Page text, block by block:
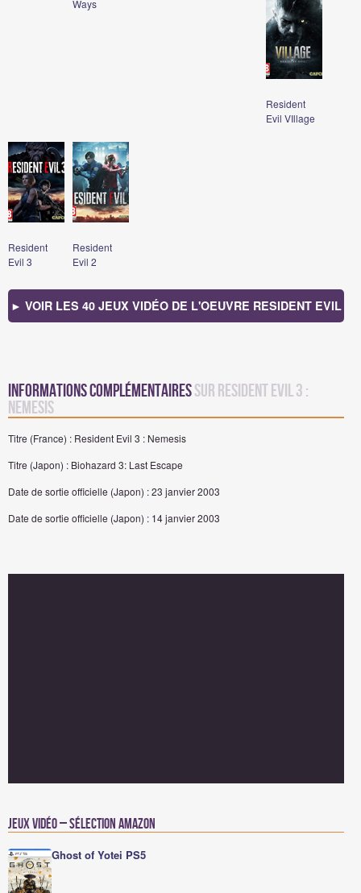
Ways
Resident
Evil VIllage
Resident
Evil 3
Resident
Evil 2
► VOIR LES 40 JEUX VIDÉO DE L'OEUVRE RESIDENT EVIL
Informations complémentairessur Resident Evil 3 :
Nemesis
Titre (France) : Resident Evil 3 : Nemesis
Titre (Japon) : Biohazard 3: Last Escape
Date de sortie officielle (Japon) : 23 janvier 2003
Date de sortie officielle (Japon) : 14 janvier 2003
Jeux vidéo – Sélection Amazon
Ghost of Yotei PS5